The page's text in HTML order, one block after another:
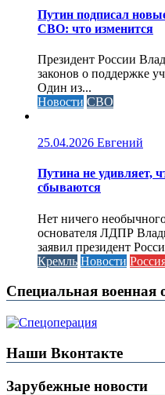
Путин подписал
СВО: что изменится
Президент России
законов о поддержке
Один из...
Новости СВО
25.04.2026 Евгений
Путина не удивляет,
сбываются
Нет ничего
основателя ЛДПР
заявил президент
Кремль Новости
Специальная военная
Наши Вконтакте
Зарубежные новости